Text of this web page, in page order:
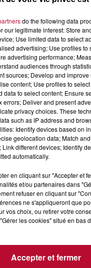
vendredis, voici une
pas manquer dans le
à l'autre bout du
À LA MJC DE
do the following data
our legitimate interest: Store
Use limited data to select
advertising; Use profiles to
advertising performance;
audiences through
sources; Develop and
content; Use profiles to
data to select content; Ensure
errors; Deliver and present
privacy choices. These
such as IP address and
Identify devices based on
geolocation data; Match
Link different devices; Identify
automatically.
en cliquant sur "Accepter et
et/ou partenaires dans
refuser en cliquant sur
ne s'appliqueront que
vos choix, ou retirer votre
les cookies" situé en bas
Accepter et fermer